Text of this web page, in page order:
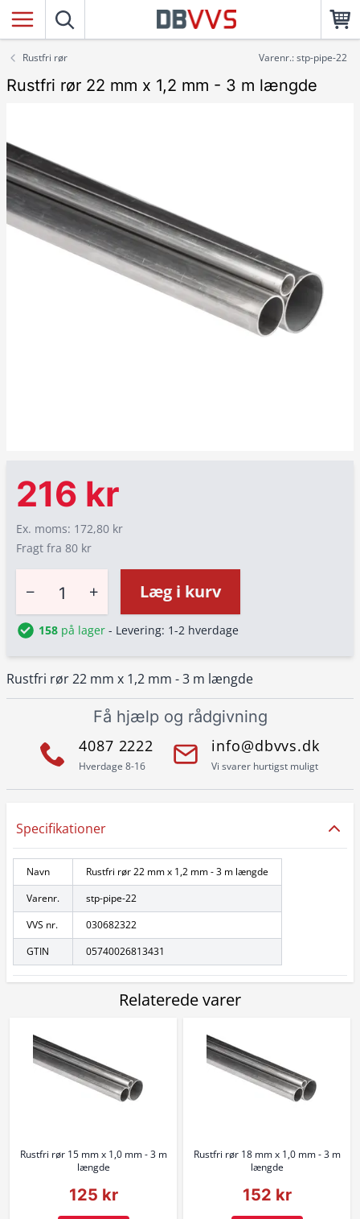
Rustfri rør Varenr.: stp-pipe-22
Rustfri rør 22 mm x 1,2 mm - 3 m længde
Rustfri rør 22 mm x 1,2 mm - 3 m længde
216 kr
Ex. moms: 172,80 kr
Fragt fra 80 kr
− + Læg i kurv
158 på lager - Levering: 1-2 hverdage
Få hjælp og rådgivning
4087 2222
Hverdage 8-16
info@dbvvs.dk
Vi svarer hurtigst muligt
Specifikationer
Navn
Rustfri rør 22 mm x 1,2 mm - 3 m længde
Varenr.
stp-pipe-22
VVS nr.
030682322
GTIN
05740026813431
Relaterede varer
Rustfri rør 15 mm x 1,0 mm - 3 m
længde
125 kr
Rustfri rør 18 mm x 1,0 mm - 3 m
længde
152 kr